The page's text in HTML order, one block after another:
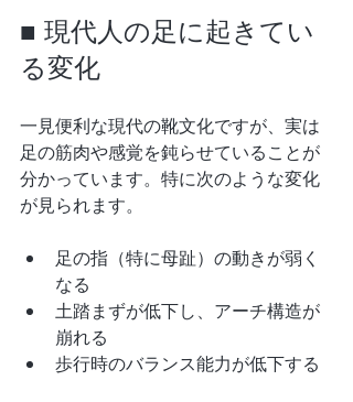
■ 現代人の足に起きてい
る変化
一見便利な現代の靴文化ですが、実は
足の筋肉や感覚を鈍らせていることが
分かっています。特に次のような変化
が見られます。
足の指（特に母趾）の動きが弱く
なる
土踏まずが低下し、アーチ構造が
崩れる
歩行時のバランス能力が低下する